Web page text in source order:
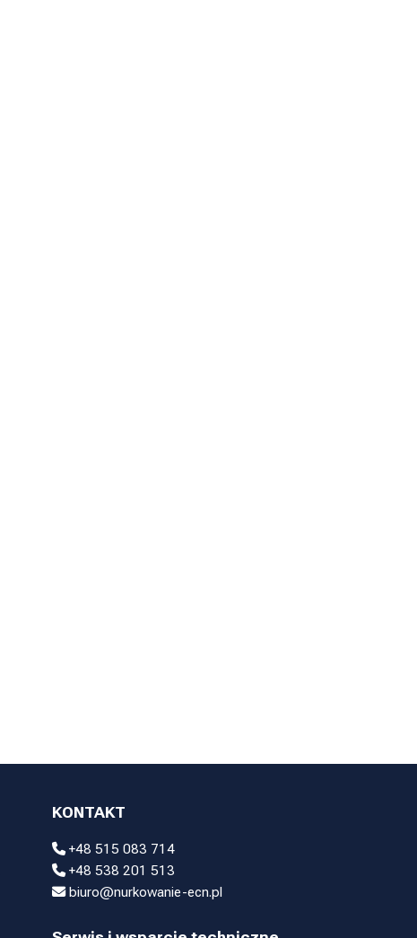
KONTAKT
+48 515 083 714
+48 538 201 513
biuro@nurkowanie-ecn.pl